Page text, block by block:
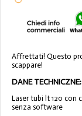
Affrettati! Questo
scappare!
DANE TECHNICZNE:
Laser tubi lt 120 con
senza software